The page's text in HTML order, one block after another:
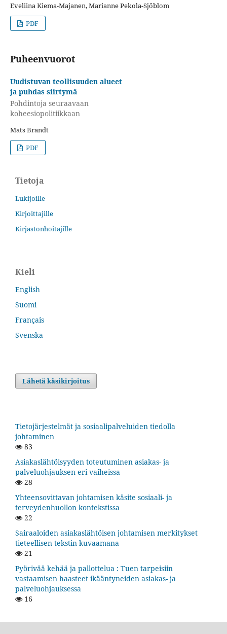
Eveliina Kiema-Majanen, Marianne Pekola-Sjöblom
PDF
Puheenvuorot
Uudistuvan teollisuuden alueet
ja puhdas siirtymä
Pohdintoja seuraavaan
koheesiopolitiikkaan
Mats Brandt
PDF
Tietoja
Lukijoille
Kirjoittajille
Kirjastonhoitajille
Kieli
English
Suomi
Français
Svenska
Lähetä käsikirjoitus
Tietojärjestelmät ja sosiaalipalveluiden tiedolla
johtaminen
83
Asiakaslähtöisyyden toteutuminen asiakas- ja
palveluohjauksen eri vaiheissa
28
Yhteensovittavan johtamisen käsite sosiaali- ja
terveydenhuollon kontekstissa
22
Sairaaloiden asiakaslähtöisen johtamisen merkitykset
tieteellisen tekstin kuvaamana
21
Pyörivää kehää ja pallottelua : Tuen tarpeisiin
vastaamisen haasteet ikääntyneiden asiakas- ja
palveluohjauksessa
16